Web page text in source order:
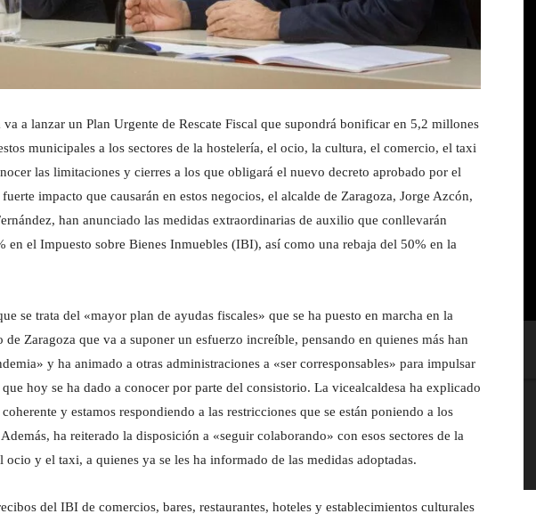
a lanzar un Plan Urgente de Rescate Fiscal que supondrá bonificar en 5,2 millones
municipales a los sectores de la hostelería, el ocio, la cultura, el comercio, el taxi
las limitaciones y cierres a los que obligará el nuevo decreto aprobado por el
impacto que causarán en estos negocios, el alcalde de Zaragoza, Jorge Azcón,
han anunciado las medidas extraordinarias de auxilio que conllevarán
en el Impuesto sobre Bienes Inmuebles (IBI), así como una rebaja del 50% en la
se trata del «mayor plan de ayudas fiscales» que se ha puesto en marcha en la
Zaragoza que va a suponer un esfuerzo increíble, pensando en quienes más han
y ha animado a otras administraciones a «ser corresponsables» para impulsar
hoy se ha dado a conocer por parte del consistorio. La vicealcaldesa ha explicado
y estamos respondiendo a las restricciones que se están poniendo a los
ha reiterado la disposición a «seguir colaborando» con esos sectores de la
ocio y el taxi, a quienes ya se les ha informado de las medidas adoptadas.
del IBI de comercios, bares, restaurantes, hoteles y establecimientos culturales